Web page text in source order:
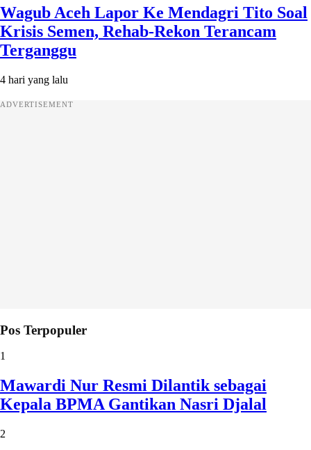
Wagub Aceh Lapor Ke Mendagri Tito Soal
Krisis Semen, Rehab-Rekon Terancam
Terganggu
4 hari yang lalu
ADVERTISEMENT
Pos Terpopuler
1
Mawardi Nur Resmi Dilantik sebagai
Kepala BPMA Gantikan Nasri Djalal
2